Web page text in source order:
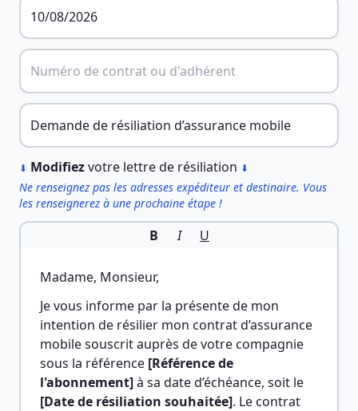
⬇ Modifiezvotre lettre de résiliation ⬇
Ne renseignez pas les adresses expéditeur et destinaire. Vous
les renseignerez à une prochaine étape !
B I U
Madame, Monsieur,
Je vous informe par la présente de mon
intention de résilier mon contrat d’assurance
mobile souscrit auprès de votre compagnie
sous la référence [Référence de
l'abonnement]
[Date de résiliation souhaitée]. Le contrat